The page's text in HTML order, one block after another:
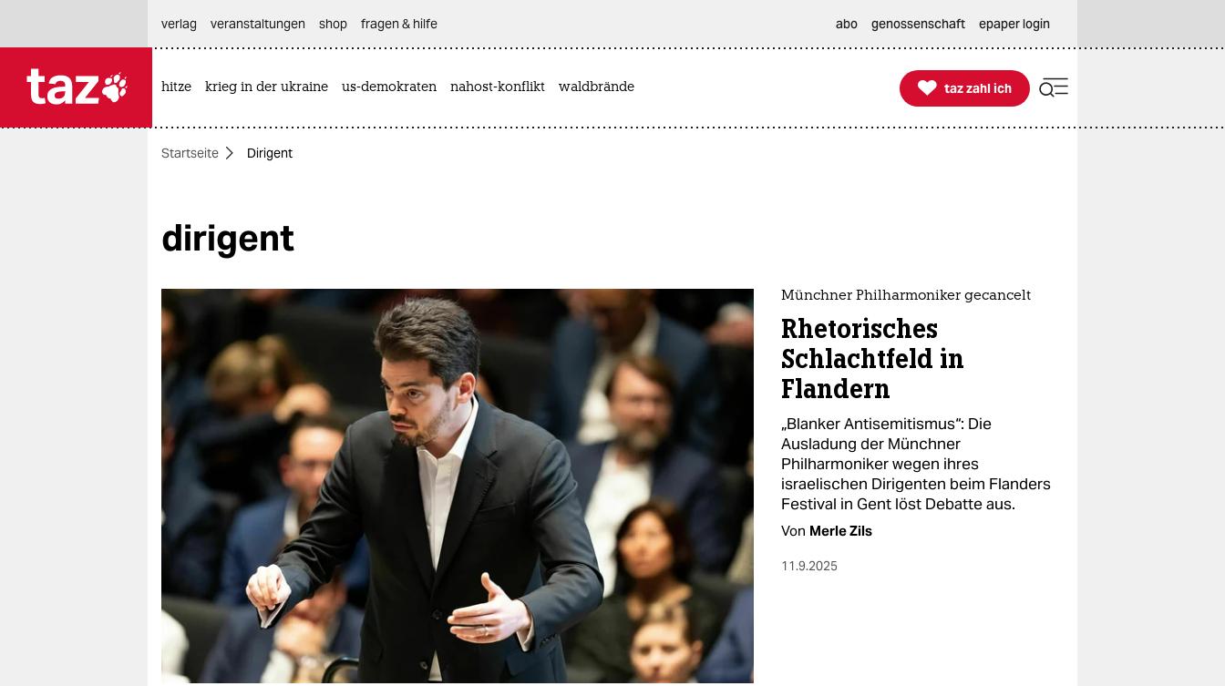
themen
öko
gesellschaft
kultur
sport
berlin
nord
wahrheit
verlag
veranstaltungen
shop
fragen & hilfe
verlag
veranstaltungen shop fragen & hilfe abo genossenschaft epaper login
hitze krieg in der ukraine us-demokraten nahost-konflikt waldbrände 
taz zahl ich
taz zahl ich
Startseite Dirigent
dirigent
Münchner Philharmoniker gecancelt
Rhetorisches
Schlachtfeld in
Flandern
„Blanker Antisemitismus“: Die
Ausladung der Münchner
Philharmoniker wegen ihres
israelischen Dirigenten beim Flanders
Festival in Gent löst Debatte aus.
Von Merle Zils
11.9.2025